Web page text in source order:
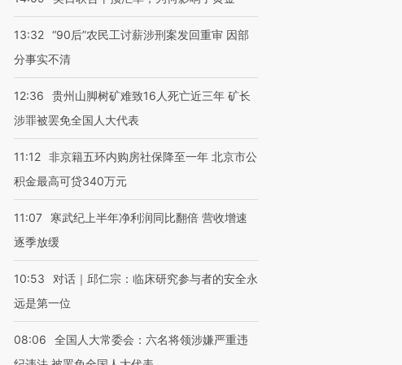
13:32 “90后”农民工讨薪涉刑案发回重审 因部
分事实不清
12:36
贵州山脚树矿难致16人死亡近三年 矿长
涉罪被罢免全国人大代表
11:12 非京籍五环内购房社保降至一年 北京市公
积金最高可贷340万元
11:07
寒武纪上半年净利润同比翻倍 营收增速
逐季放缓
10:53
对话｜邱仁宗：临床研究参与者的安全永
远是第一位
08:06
全国人大常委会：六名将领涉嫌严重违